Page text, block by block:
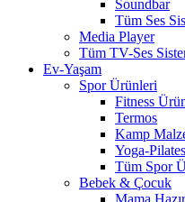
Soundbar
Tüm Ses
Media Player
Tüm TV-Ses
Ev-Yaşam
Spor Ürünleri
Fitness
Termos
Kamp
Yoga-
Tüm Spor
Bebek & Çocuk
Mama